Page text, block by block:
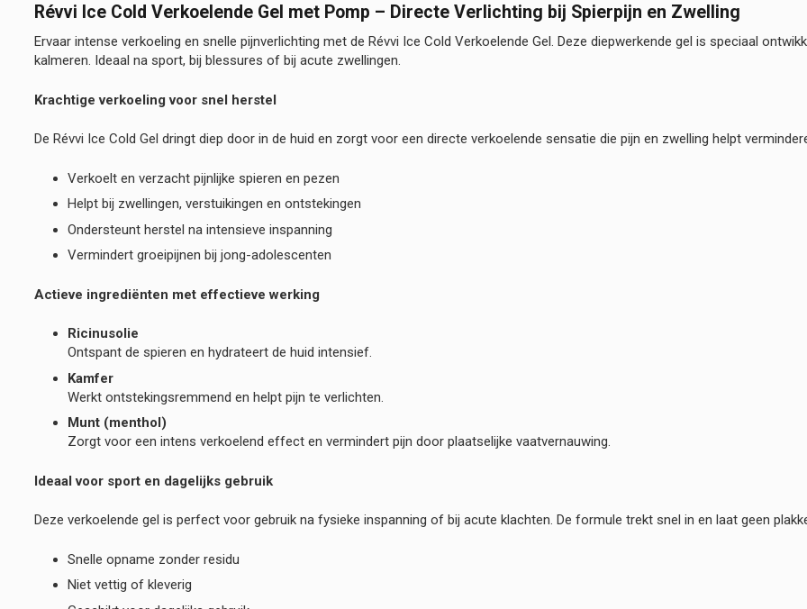
Révvi Ice Cold Verkoelende Gel met Pomp – Directe Verlichting bij Spierpijn en Zwelling
Ervaar intense verkoeling en snelle pijnverlichting met de Révvi Ice Cold Verkoelende Gel. Deze diepwerkende gel is speciaal
kalmeren. Ideaal na sport, bij blessures of bij acute zwellingen.
Krachtige verkoeling voor snel herstel
De Révvi Ice Cold Gel dringt diep door in de huid en zorgt voor een directe verkoelende sensatie die pijn en zwelling helpt
Verkoelt en verzacht pijnlijke spieren en pezen
Helpt bij zwellingen, verstuikingen en ontstekingen
Ondersteunt herstel na intensieve inspanning
Vermindert groeipijnen bij jong-adolescenten
Actieve ingrediënten met effectieve werking
Ricinusolie
Ontspant de spieren en hydrateert de huid intensief.
Kamfer
Werkt ontstekingsremmend en helpt pijn te verlichten.
Munt (menthol)
Zorgt voor een intens verkoelend effect en vermindert pijn door plaatselijke vaatvernauwing.
Ideaal voor sport en dagelijks gebruik
Deze verkoelende gel is perfect voor gebruik na fysieke inspanning of bij acute klachten. De formule trekt snel in en laat geen
Snelle opname zonder residu
Niet vettig of kleverig